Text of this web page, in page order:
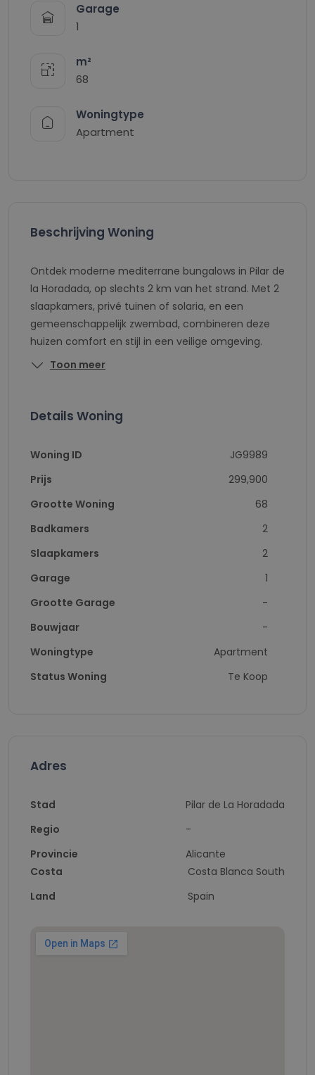
Garage
1
m²
68
Woningtype
Apartment
Beschrijving Woning
Ontdek moderne mediterrane bungalows in Pilar de
la Horadada, op slechts 2 km van het strand. Met 2
slaapkamers, privé tuinen of solaria, en een
gemeenschappelijk zwembad, combineren deze
huizen comfort en stijl in een veilige omgeving.
Toon meer
Details Woning
Woning ID
JG9989
Prijs
299,900
Grootte Woning
68
Badkamers
2
Slaapkamers
2
Garage
1
Grootte Garage
-
Bouwjaar
-
Woningtype
Apartment
Status Woning
Te Koop
Adres
Stad
Regio
Provincie
Pilar de La Horadada
-
Alicante
Costa
Land
Costa Blanca South
Spain